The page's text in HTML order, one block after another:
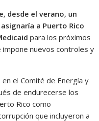
desde el verano, un
a Puerto Rico
para los próximos
nuevos controles y
el Comité de Energía y
de endurecerse los
Rico como
que incluyeron a